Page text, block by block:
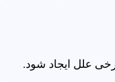
علل ایجاد شود.